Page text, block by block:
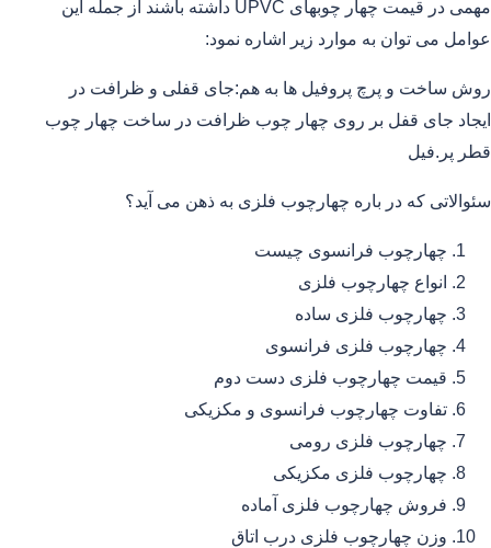
مهمی در قیمت چهار چوبهای UPVC داشته باشند از جمله این
عوامل می توان به موارد زیر اشاره نمود:
روش ساخت و پرچ پروفیل ها به هم:جای قفلی و ظرافت در
ایجاد جای قفل بر روی چهار چوب ظرافت در ساخت چهار چوب
قطر پر.فیل
سئوالاتی که در باره چهارچوب فلزی به ذهن می آید؟
چهارچوب فرانسوی چیست
انواع چهارچوب فلزی
چهارچوب فلزی ساده
چهارچوب فلزی فرانسوی
قیمت چهارچوب فلزی دست دوم
تفاوت چهارچوب فرانسوی و مکزیکی
چهارچوب فلزی رومی
چهارچوب فلزی مکزیکی
فروش چهارچوب فلزی آماده
وزن چهارچوب فلزی درب اتاق